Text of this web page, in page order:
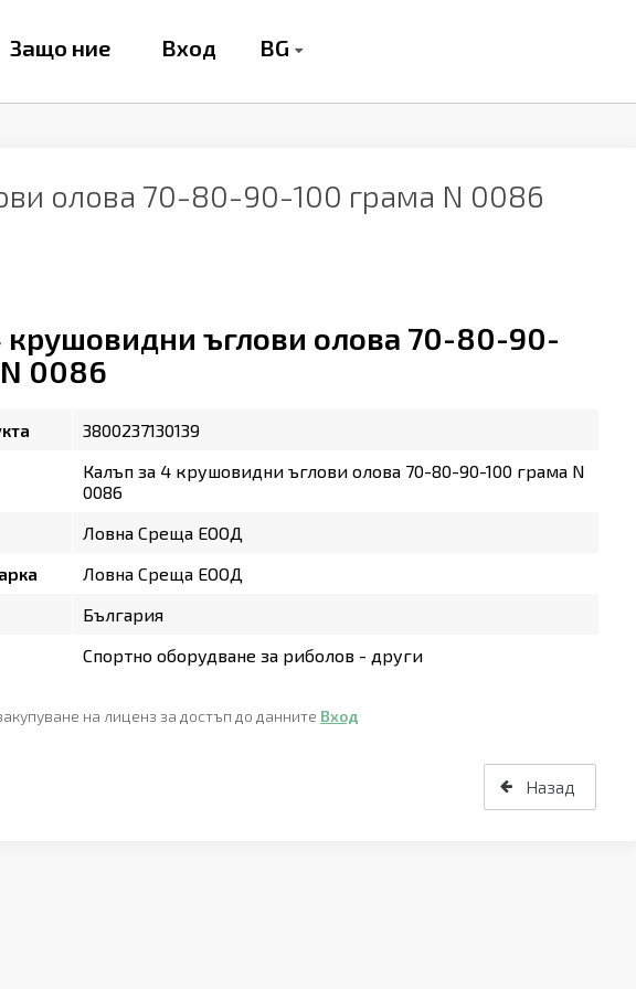
Защо ние Вход BG
олова 70-80-90-100 грама N 0086
крушовидни ъглови олова 70-80-90-
0086
3800237130139
Калъп за 4 крушовидни ъглови олова 70-80-90-100 грама N
0086
Ловна Среща ЕООД
Ловна Среща ЕООД
България
Спортно оборудване за риболов - други
на лиценз за достъп до данните Вход
Назад